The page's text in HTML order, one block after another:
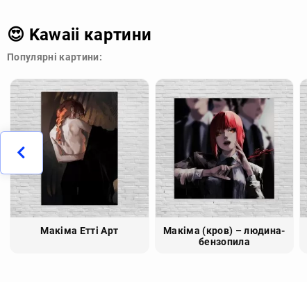
😍 Kawaii картини
Популярні картини:
Макіма Етті Арт
Макіма (кров) – людина-
бензопила